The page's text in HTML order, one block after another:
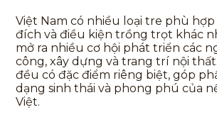
Việt Nam có nhiều loại tre phù hợp
đích và điều kiện trồng trọt khác
mở ra nhiều cơ hội phát triển các
công, xây dựng và trang trí nội
đều có đặc điểm riêng biệt, góp
dạng sinh thái và phong phú của
Việt.